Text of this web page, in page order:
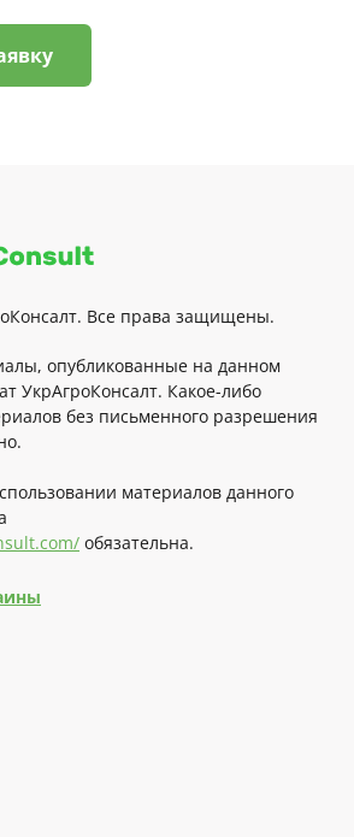
Все права защищены.
опубликованные на данном
УкрАгроКонсалт. Какое-либо
без письменного разрешения
материалов данного
обязательна.